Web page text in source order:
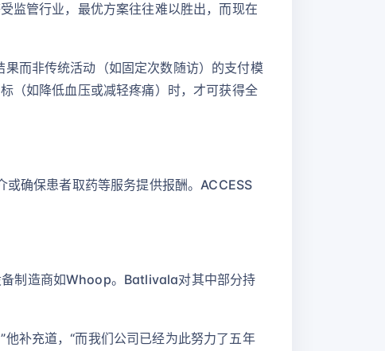
监管行业，最优方案往往难以胜出，而现在
而非传统活动（如固定次数随访）的支付模
（如降低血压或减轻疼痛）时，才可获得全
确保患者取药等服务提供报酬。ACCESS
制造商如Whoop。Batlivala对其中部分持
补充道，“而我们公司已经为此努力了五年